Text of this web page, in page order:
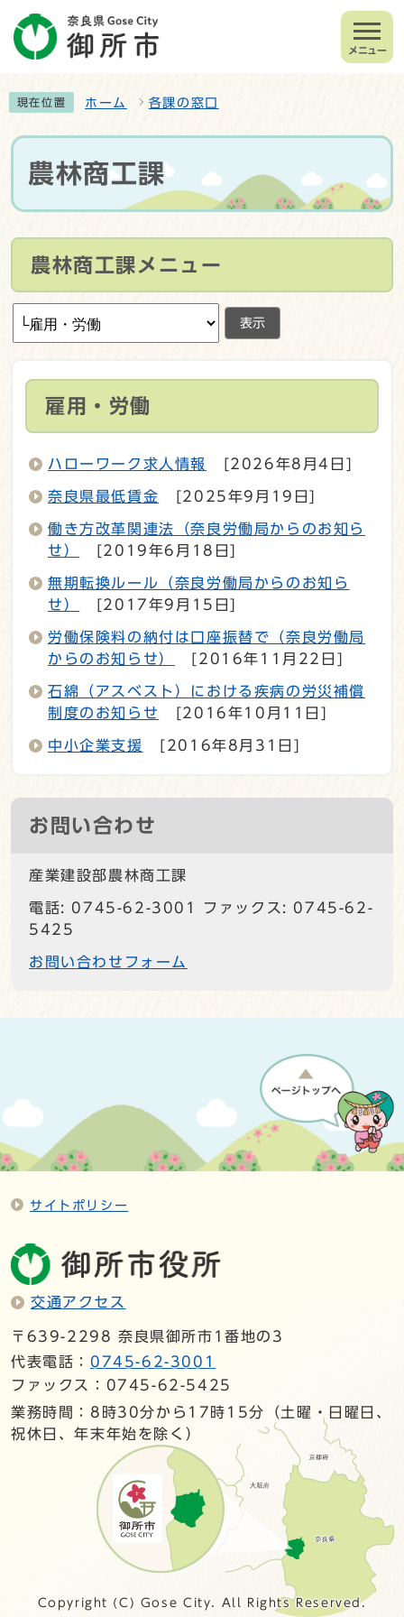
メニュー
現在位置 ホーム 各課の窓口
農林商工課
農林商工課メニュー
表示
雇用・労働
ハローワーク求人情報 [2026年8月4日]
奈良県最低賃金 [2025年9月19日]
働き方改革関連法（奈良労働局からのお知ら
せ）
[2019年6月18日]
無期転換ルール（奈良労働局からのお知ら
せ）
[2017年9月15日]
労働保険料の納付は口座振替で（奈良労働局
からのお知らせ）
[2016年11月22日]
石綿（アスベスト）における疾病の労災補償
制度のお知らせ
[2016年10月11日]
中小企業支援 [2016年8月31日]
お問い合わせ
産業建設部農林商工課
電話: 0745-62-3001 ファックス: 0745-62-
5425
お問い合わせフォーム
サイトポリシー
交通アクセス
〒639-2298 奈良県御所市1番地の3
代表電話： 0745-62-3001
ファックス：0745-62-5425
業務時間：8時30分から17時15分（土曜・日曜日、
祝休日、年末年始を除く）
Copyright (C) Gose City. All Rights Reserved.